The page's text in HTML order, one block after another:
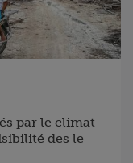
par le climat
des le